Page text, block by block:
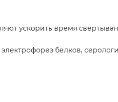
ускорить время
белков,